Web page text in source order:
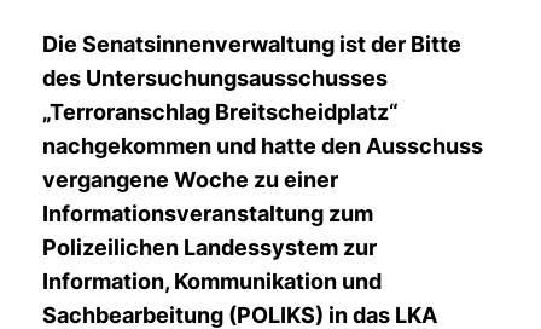
Die Senatsinnenverwaltung ist der Bitte
des Untersuchungsausschusses
Terroranschlag Breitscheidplatz“
nachgekommen und hatte den Ausschuss
vergangene Woche zu einer
Informationsveranstaltung zum
Polizeilichen Landessystem zur
Information, Kommunikation und
Sachbearbeitung (POLIKS) in das LKA